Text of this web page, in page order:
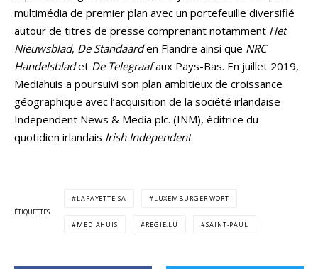
multimédia de premier plan avec un portefeuille diversifié
autour de titres de presse comprenant notamment Het
Nieuwsblad, De Standaarden Flandre ainsi que NRC
Handelsbladet De Telegraafaux Pays-Bas. En juillet 2019,
Mediahuis a poursuivi son plan ambitieux de croissance
géographique avec l’acquisition de la société irlandaise
Independent News & Media plc. (INM), éditrice du
quotidien irlandais Irish Independent.
ÉTIQUETTES
LAFAYETTE SA LUXEMBURGER WORT
MEDIAHUIS REGIE.LU SAINT-PAUL